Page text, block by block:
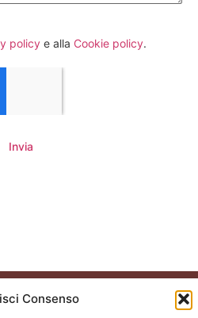
Consenso
policy e alla Cookie policy.
Invia
Suore